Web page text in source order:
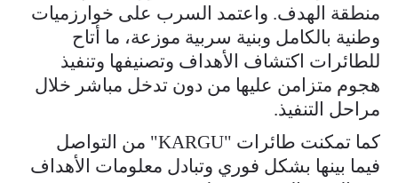
منطقة الهدف. واعتمد السرب على خوارزميات
وطنية بالكامل وبنية سربية موزعة، ما أتاح
للطائرات اكتشاف الأهداف وتصنيفها وتنفيذ
هجوم متزامن عليها من دون تدخل مباشر خلال
مراحل التنفيذ.
كما تمكنت طائرات "KARGU" من التواصل
فيما بينها بشكل فوري وتبادل معلومات الأهداف